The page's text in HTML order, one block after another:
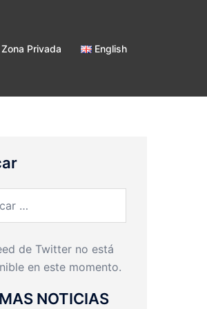
Zona Privada English
de Twitter no está
en este momento.
NOTICIAS